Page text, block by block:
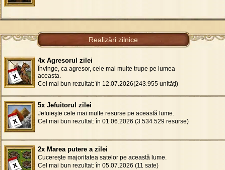
Realizări zilnice
4x Agresorul zilei
Învinge, ca agresor, cele mai multe trupe pe lumea
aceasta.
Cel mai bun rezultat: în 12.07.2026(243.955 unități)
5x Jefuitorul zilei
Jefuieşte cele mai multe resurse pe această lume.
Cel mai bun rezultat: în 01.06.2026 (3.534.529 resurse)
2x Marea putere a zilei
Cucerește majoritatea satelor pe această lume.
Cel mai bun rezultat: în 05.07.2026 (11 sate)